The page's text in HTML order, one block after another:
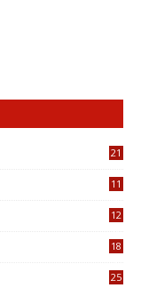
21
11
12
18
25